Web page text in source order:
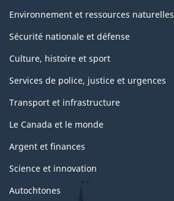
Environnement et ressources naturelles
Sécurité nationale et défense
Culture, histoire et sport
Services de police, justice et urgences
Transport et infrastructure
Le Canada et le monde
Argent et finances
Science et innovation
Autochtones